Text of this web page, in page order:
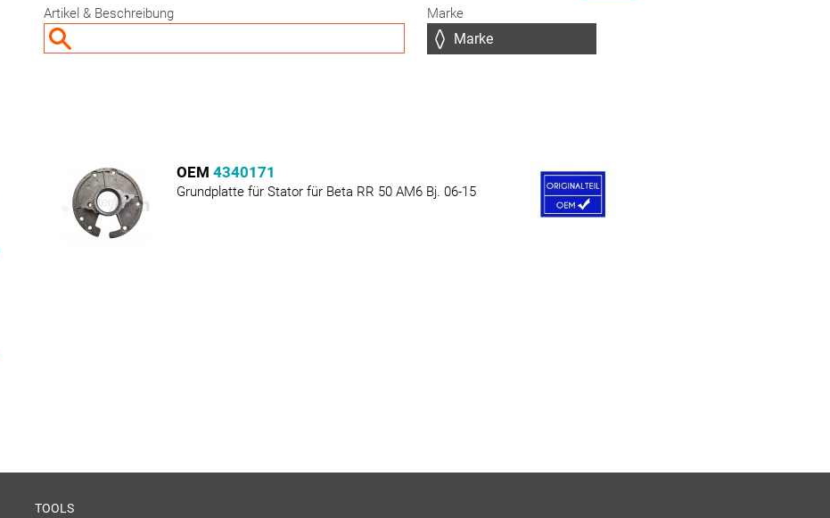
Artikel & Beschreibung Marke
OEM 4340171
Grundplatte für Stator für Beta RR 50 AM6 Bj. 06-15
TOOLS